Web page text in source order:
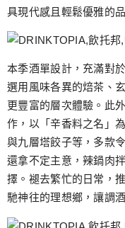
具現代感且輕鬆優雅的
本季酒單設計，充滿對
選用風味各異的焙茶、
更豐富的層次體驗。此
作，以「辛香料之名」
與九層塔餃子等，多款
還拿不定主意，辣鍋肉
擇。褪去繁忙的日常，
馳神往的理想鄉，讓調